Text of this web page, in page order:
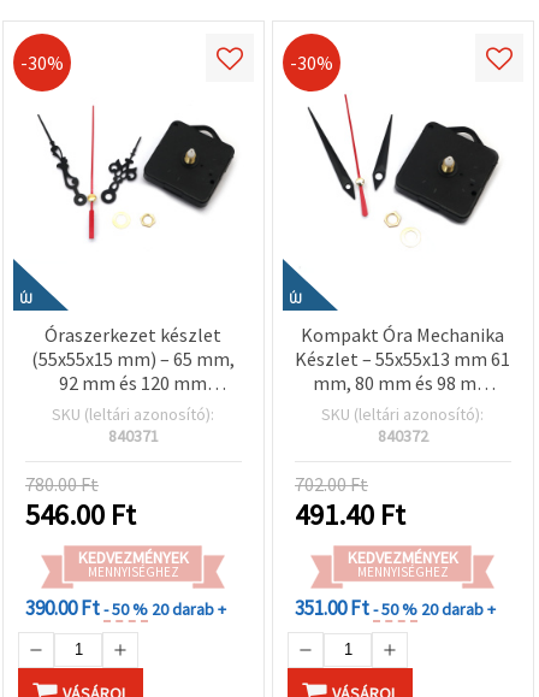
-30%
ÚJ
Óraszerkezet készlet
(55x55x15 mm) – 65 mm,
92 mm és 120 mm
mutatókkal, AA 1,5 V
elemmel működik, DIY
hobby kellék
SKU (leltári azonosító):
840371
780.00 Ft
546.00 Ft
KEDVEZMÉNYEK
MENNYISÉGHEZ
390.00 Ft- 50 % 20 darab +
-30%
ÚJ
Kompakt Óra Mechanika
Készlet – 55x55x13 mm 61
mm, 80 mm és 98 mm
Mutatókkal, AA 1.5 V
Elemmeghajtású
SKU (leltári azonosító):
840372
702.00 Ft
491.40 Ft
KEDVEZMÉNYEK
MENNYISÉGHEZ
351.00 Ft- 50 % 20 darab +